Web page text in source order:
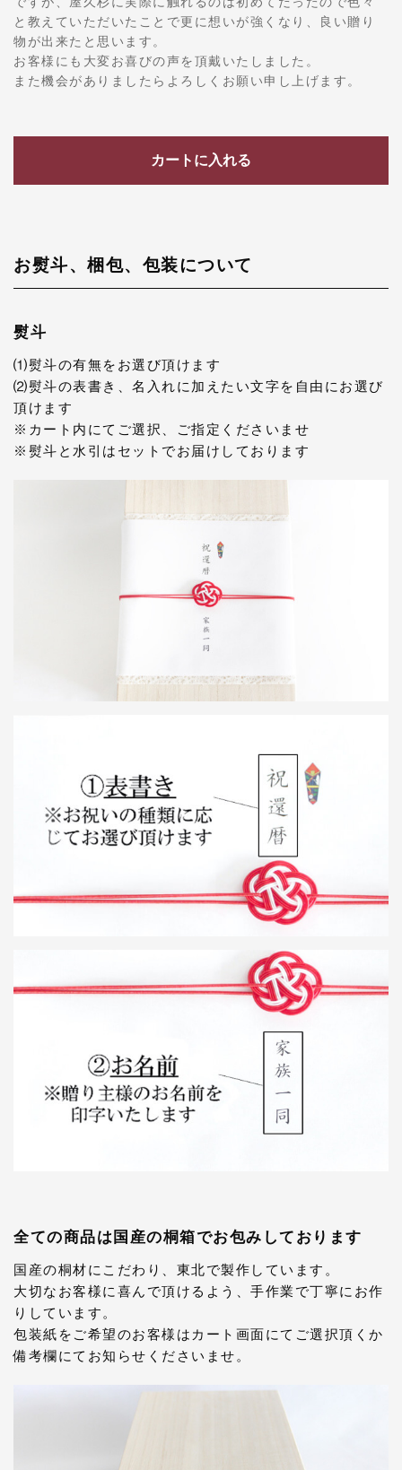
と教えていただいたことで更に想いが強くなり、良い贈り
物が出来たと思います。
お客様にも大変お喜びの声を頂戴いたしました。
また機会がありましたらよろしくお願い申し上げます。
カートに入れる
お熨斗、梱包、包装について
熨斗
⑴熨斗の有無をお選び頂けます
⑵熨斗の表書き、名入れに加えたい文字を自由にお選び
頂けます
※カート内にてご選択、ご指定くださいませ
※熨斗と水引はセットでお届けしております
全ての商品は国産の桐箱でお包みしております
国産の桐材にこだわり、東北で製作しています。
大切なお客様に喜んで頂けるよう、手作業で丁寧にお作
りしています。
包装紙をご希望のお客様はカート画面にてご選択頂くか
備考欄にてお知らせくださいませ。